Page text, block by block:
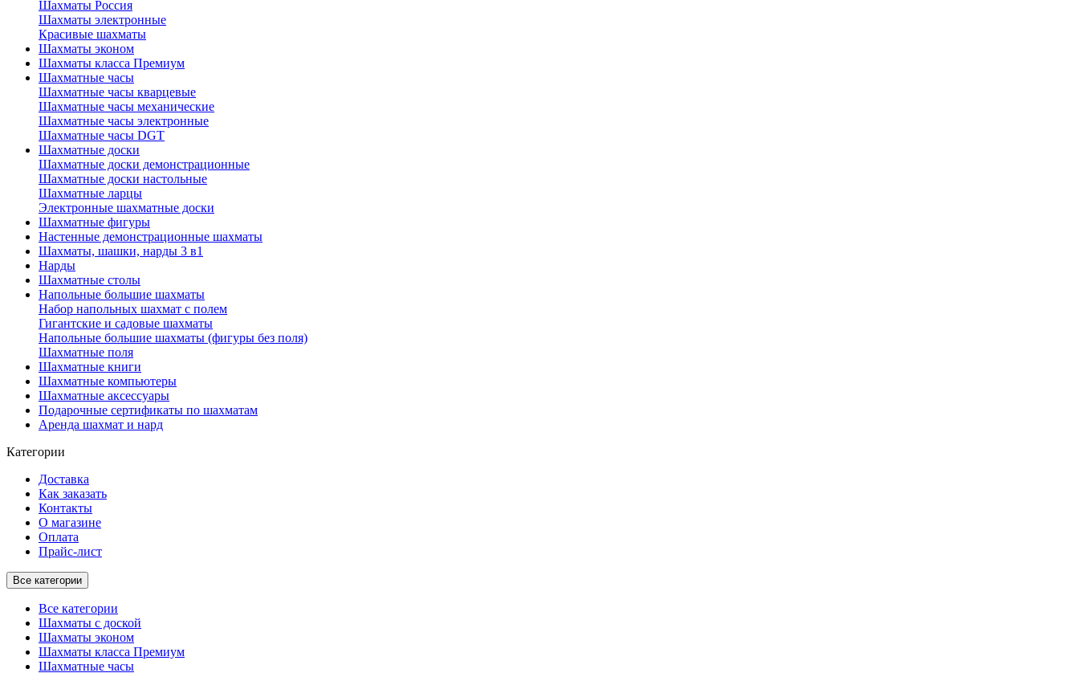
Шахматы Россия
Шахматы электронные
Красивые шахматы
Шахматы эконом
Шахматы класса Премиум
Шахматные часы
Шахматные часы кварцевые
Шахматные часы механические
Шахматные часы электронные
Шахматные часы DGT
Шахматные доски
Шахматные доски демонстрационные
Шахматные доски настольные
Шахматные ларцы
Электронные шахматные доски
Шахматные фигуры
Настенные демонстрационные шахматы
Шахматы, шашки, нарды 3 в1
Нарды
Шахматные столы
Напольные большие шахматы
Набор напольных шахмат c полем
Гигантские и садовые шахматы
Напольные большие шахматы (фигуры без поля)
Шахматные поля
Шахматные книги
Шахматные компьютеры
Шахматные аксессуары
Подарочные сертификаты по шахматам
Аренда шахмат и нард
Категории
Доставка
Как заказать
Контакты
О магазине
Оплата
Прайс-лист
Все категории
Все категории
Шахматы с доской
Шахматы эконом
Шахматы класса Премиум
Шахматные часы